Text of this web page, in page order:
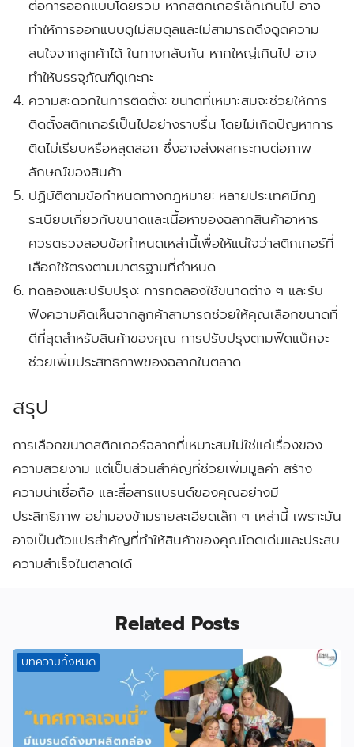
ต่อการออกแบบโดยรวม หากสติกเกอร์เล็กเกินไป อาจ
ทำให้การออกแบบดูไม่สมดุลและไม่สามารถดึงดูดความ
สนใจจากลูกค้าได้ ในทางกลับกัน หากใหญ่เกินไป อาจ
ทำให้บรรจุภัณฑ์ดูเกะกะ
ความสะดวกในการติดตั้ง: ขนาดที่เหมาะสมจะช่วยให้การ
ติดตั้งสติกเกอร์เป็นไปอย่างราบรื่น โดยไม่เกิดปัญหาการ
ติดไม่เรียบหรือหลุดลอก ซึ่งอาจส่งผลกระทบต่อภาพ
ลักษณ์ของสินค้า
ปฏิบัติตามข้อกำหนดทางกฎหมาย: หลายประเทศมีกฎ
ระเบียบเกี่ยวกับขนาดและเนื้อหาของฉลากสินค้าอาหาร
ควรตรวจสอบข้อกำหนดเหล่านี้เพื่อให้แน่ใจว่าสติกเกอร์ที่
เลือกใช้ตรงตามมาตรฐานที่กำหนด
ทดลองและปรับปรุง: การทดลองใช้ขนาดต่าง ๆ และรับ
ฟังความคิดเห็นจากลูกค้าสามารถช่วยให้คุณเลือกขนาดที่
ดีที่สุดสำหรับสินค้าของคุณ การปรับปรุงตามฟีดแบ็คจะ
ช่วยเพิ่มประสิทธิภาพของฉลากในตลาด
สรุป
การเลือกขนาดสติกเกอร์ฉลากที่เหมาะสมไม่ใช่แค่เรื่องของ
ความสวยงาม แต่เป็นส่วนสำคัญที่ช่วยเพิ่มมูลค่า สร้าง
ความน่าเชื่อถือ และสื่อสารแบรนด์ของคุณอย่างมี
ประสิทธิภาพ อย่ามองข้ามรายละเอียดเล็ก ๆ เหล่านี้ เพราะมัน
อาจเป็นตัวแปรสำคัญที่ทำให้สินค้าของคุณโดดเด่นและประสบ
ความสำเร็จในตลาดได้
Related Posts
บทความทั้งหมด